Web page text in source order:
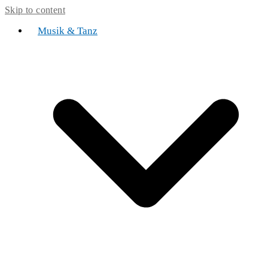
Skip to content
Musik & Tanz